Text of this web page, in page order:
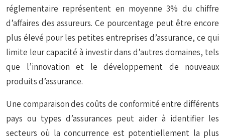
réglementaire représentent en moyenne 3% du chiffre
d’affaires des assureurs. Ce pourcentage peut être encore
plus élevé pour les petites entreprises d’assurance, ce qui
limite leur capacité à investir dans d’autres domaines, tels
que l’innovation et le développement de nouveaux
produits d’assurance.
Une comparaison des coûts de conformité entre différents
pays ou types d’assurances peut aider à identifier les
secteurs où la concurrence est potentiellement la plus